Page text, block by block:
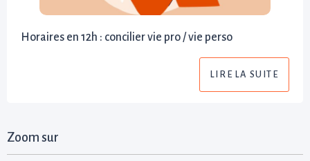
Horaires en 12h : concilier vie pro / vie perso
LIRE LA SUITE
Zoom sur